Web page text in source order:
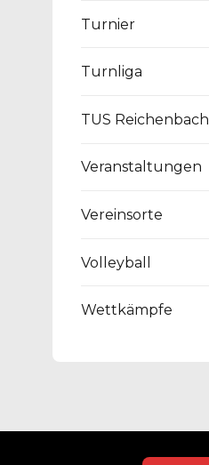
Turnier
Turnliga
TUS Reichenbach
Veranstaltungen
Vereinsorte
Volleyball
Wettkämpfe